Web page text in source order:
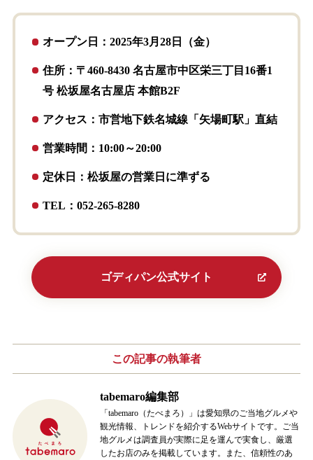
オープン日：2025年3月28日（金）
住所：〒460-8430 名古屋市中区栄三丁目16番1
号 松坂屋名古屋店 本館B2F
アクセス：市営地下鉄名城線「矢場町駅」直結
営業時間：10:00～20:00
定休日：松坂屋の営業日に準ずる
TEL：052-265-8280
ゴディパン公式サイト
この記事の執筆者
tabemaro編集部
「tabemaro（たべまろ）」は愛知県のご当地グルメや
観光情報、トレンドを紹介するWebサイトです。ご当
地グルメは調査員が実際に足を運んで実食し、厳選
したお店のみを掲載しています。また、信頼性のあ